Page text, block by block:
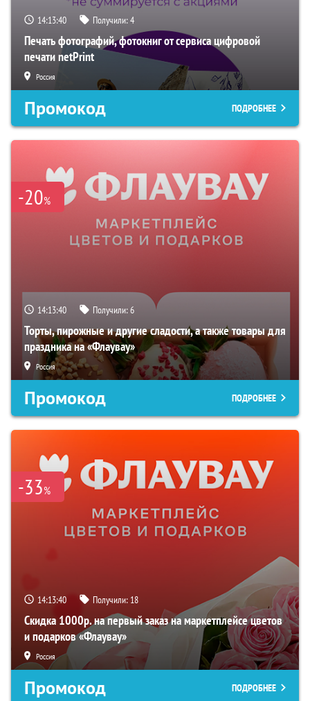
14:13:39 Получили:4
Печать фотографий, фотокниг от сервиса цифровой
печати netPrint
Россия
Промокод ПОДРОБНЕЕ
-20%
14:13:39 Получили:6
Торты, пирожные и другие сладости, а также товары для
праздника на «Флаувау»
Россия
Промокод ПОДРОБНЕЕ
-33%
14:13:39 Получили: 18
Скидка 1000р. на первый заказ на маркетплейсе цветов
и подарков «Флаувау»
Россия
Промокод ПОДРОБНЕЕ